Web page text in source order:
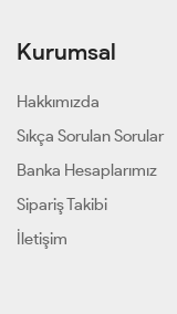
Kurumsal
Hakkımızda
Sıkça Sorulan Sorular
Banka Hesaplarımız
Sipariş Takibi
İletişim